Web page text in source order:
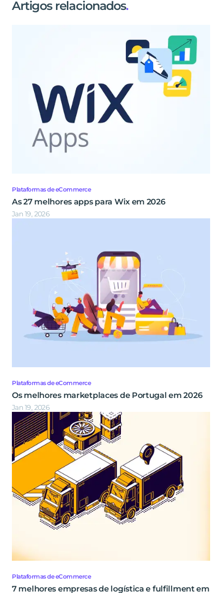
Artigos relacionados.
Plataformas de eCommerce
As 27 melhores apps para Wix em 2026
Jan 19, 2026
Plataformas de eCommerce
Os melhores marketplaces de Portugal em 2026
Jan 19, 2026
Plataformas de eCommerce
7 melhores empresas de logística e fulfillment em